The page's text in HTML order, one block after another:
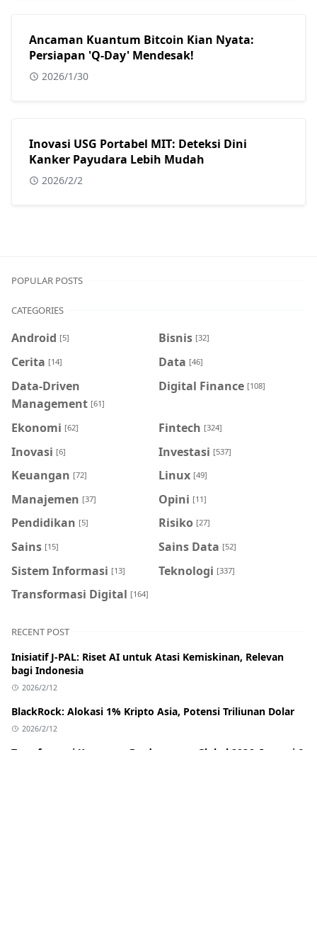
Ancaman Kuantum Bitcoin Kian Nyata:
Persiapan 'Q-Day' Mendesak!
2026/1/30
Inovasi USG Portabel MIT: Deteksi Dini
Kanker Payudara Lebih Mudah
2026/2/2
POPULAR POSTS
CATEGORIES
Android [5] Bisnis [32]
Cerita [14] Data [46]
Data-Driven
Management [61]
Digital Finance [108]
Ekonomi [62] Fintech [324]
Inovasi [6] Investasi [537]
Keuangan [72] Linux [49]
Manajemen [37] Opini [11]
Pendidikan [5] Risiko [27]
Sains [15] Sains Data [52]
Sistem Informasi [13] Teknologi [337]
Transformasi Digital [164]
RECENT POST
Inisiatif J-PAL: Riset AI untuk Atasi Kemiskinan, Relevan
bagi Indonesia
2026/2/12
BlackRock: Alokasi 1% Kripto Asia, Potensi Triliunan Dolar
2026/2/12
Transformasi Keuangan Perdagangan Global 2026: Inovasi &